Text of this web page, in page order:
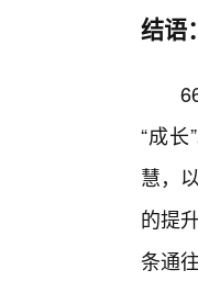
结语
“成
慧，
的提
条通